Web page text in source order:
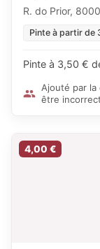
R. do Prior,
Pinte à partir de
Pinte à 3,50 €
Ajouté par la
être
4,00 €